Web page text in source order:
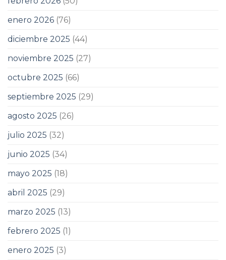
enero 2026 (76)
diciembre 2025 (44)
noviembre 2025 (27)
octubre 2025 (66)
septiembre 2025 (29)
agosto 2025 (26)
julio 2025 (32)
junio 2025 (34)
mayo 2025 (18)
abril 2025 (29)
marzo 2025 (13)
febrero 2025 (1)
enero 2025 (3)